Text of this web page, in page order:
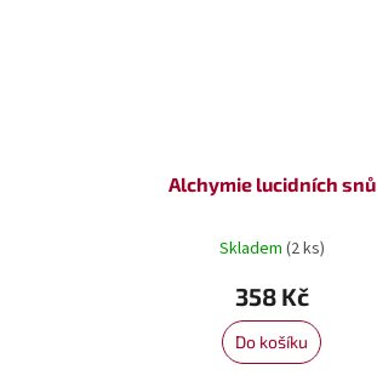
Alchymie lucidních snů
Skladem (2 ks)
358 Kč
Do košíku